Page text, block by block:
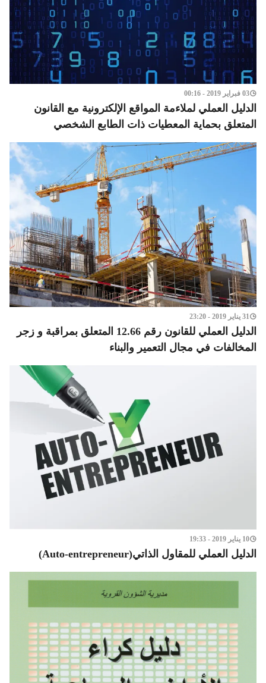
03 فبراير 2019 - 00:16
الدليل العملي لملاءمة المواقع الإلكترونية مع القانون
المتعلق بحماية المعطيات ذات الطابع الشخصي
31 يناير 2019 - 23:20
الدليل العملي للقانون رقم 12.66 المتعلق بمراقبة و زجر
المخالفات في مجال التعمير والبناء
10 يناير 2019 - 19:33
الدليل العملي للمقاول الذاتي(Auto-entrepreneur)